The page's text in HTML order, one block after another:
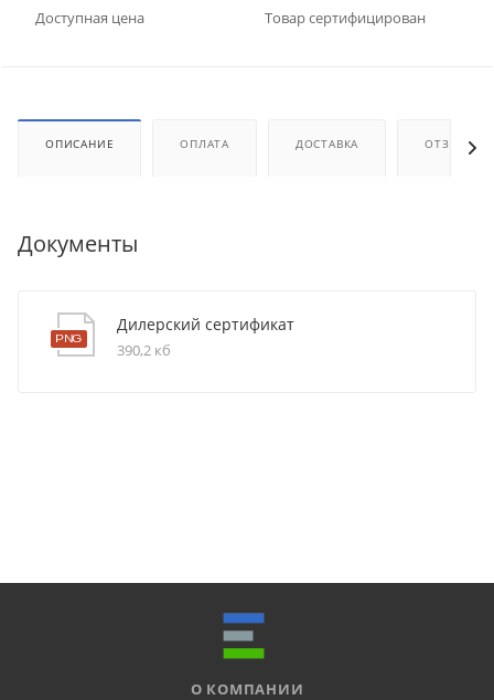
Доступная цена Товар сертифицирован
ОПИСАНИЕ ОПЛАТА ДОСТАВКА ОТЗЫВЫ
Документы
Дилерский сертификат
390,2 кб
О КОМПАНИИ